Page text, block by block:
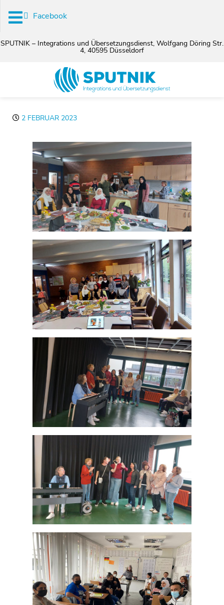
Facebook
SPUTNIK – Integrations und Übersetzungsdienst, Wolfgang Döring Str.
4, 40595 Düsseldorf
2 FEBRUAR 2023